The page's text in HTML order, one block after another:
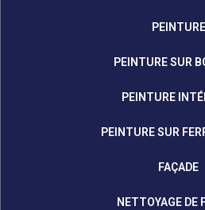
PEINTURE
PEINTURE SUR
PEINTURE
PEINTURE SUR
FAÇADE
NETTOYAGE DE